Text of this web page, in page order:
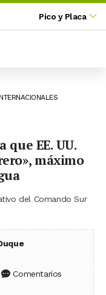
Pico y Placa
EE. UU.
máximo
del Comando Sur
Facebook
en X (Twitter)
en WhatsApp
Comentarios